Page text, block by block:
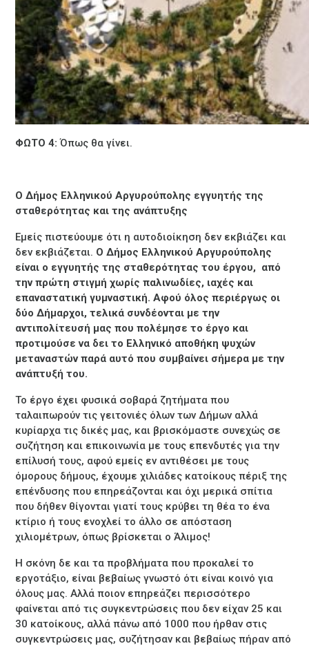
ΦΩΤΟ 4: Όπως θα γίνει.
Ο Δήμος Ελληνικού Αργυρούπολης εγγυητής της
σταθερότητας και της ανάπτυξης
Εμείς πιστεύουμε ότι η αυτοδιοίκηση δεν εκβιάζει και
δεν εκβιάζεται. Ο Δήμος Ελληνικού Αργυρούπολης
είναι ο εγγυητής της σταθερότητας του έργου, από
την πρώτη στιγμή χωρίς παλινωδίες, ιαχές και
επαναστατική γυμναστική. Αφού όλος περιέργως οι
δύο Δήμαρχοι, τελικά συνδέονται με την
αντιπολίτευσή μας που πολέμησε το έργο και
προτιμούσε να δει το Ελληνικό αποθήκη ψυχών
μεταναστών παρά αυτό που συμβαίνει σήμερα με την
ανάπτυξή του.
Το έργο έχει φυσικά σοβαρά ζητήματα που
ταλαιπωρούν τις γειτονιές όλων των Δήμων αλλά
κυρίαρχα τις δικές μας, και βρισκόμαστε συνεχώς σε
συζήτηση και επικοινωνία με τους επενδυτές για την
επίλυσή τους, αφού εμείς εν αντιθέσει με τους
όμορους δήμους, έχουμε χιλιάδες κατοίκους πέριξ της
επένδυσης που επηρεάζονται και όχι μερικά σπίτια
που δήθεν θίγονται γιατί τους κρύβει τη θέα το ένα
κτίριο ή τους ενοχλεί το άλλο σε απόσταση
χιλιομέτρων, όπως βρίσκεται ο Άλιμος!
Η σκόνη δε και τα προβλήματα που προκαλεί το
εργοτάξιο, είναι βεβαίως γνωστό ότι είναι κοινό για
όλους μας. Αλλά ποιον επηρεάζει περισσότερο
φαίνεται από τις συγκεντρώσεις που δεν είχαν 25 και
30 κατοίκους, αλλά πάνω από 1000 που ήρθαν στις
συγκεντρώσεις μας, συζήτησαν και βεβαίως πήραν από